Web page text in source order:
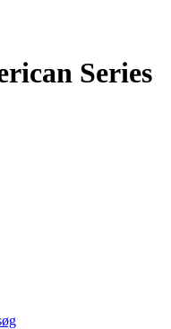
Series